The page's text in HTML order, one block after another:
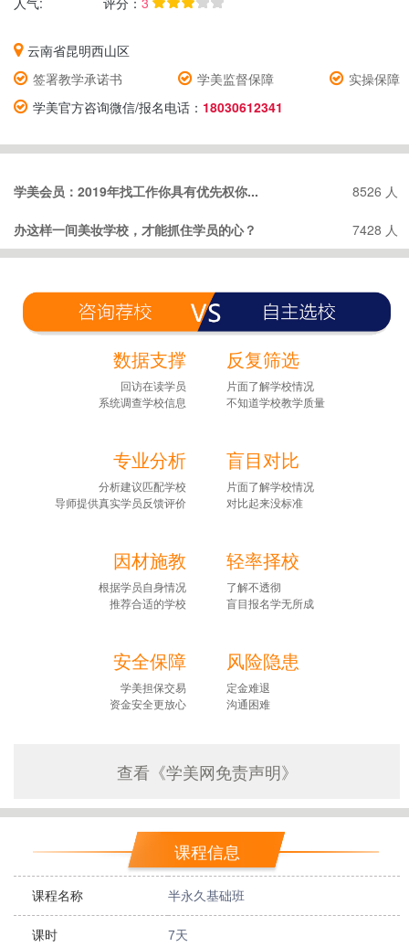
云南省昆明西山区
签署教学承诺书
学美监督保障
实操保障
学美官方咨询微信/报名电话： 18030612341
学美会员：2019年找工作你具有优先权你... 8526 人
办这样一间美妆学校，才能抓住学员的心？ 7428 人
数据支撑
回访在读学员
系统调查学校信息
反复筛选
片面了解学校情况
不知道学校教学质量
专业分析
分析建议匹配学校
导师提供真实学员反馈评价
盲目对比
片面了解学校情况
对比起来没标准
因材施教
根据学员自身情况
推荐合适的学校
轻率择校
了解不透彻
盲目报名学无所成
安全保障
学美担保交易
资金安全更放心
风险隐患
定金难退
沟通困难
查看《学美网免责声明》
课程信息
课程名称 半永久基础班
课时 7天